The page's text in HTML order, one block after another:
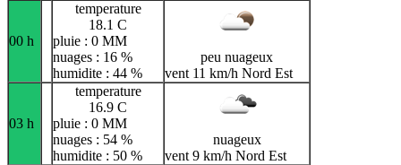
00 h
temperature
18.1 C
pluie : 0 MM
nuages : 16 %
humidite : 44 %
peu nuageux
vent 11 km/h Nord Est
03 h
temperature
16.9 C
pluie : 0 MM
nuages : 54 %
humidite : 50 %
nuageux
vent 9 km/h Nord Est